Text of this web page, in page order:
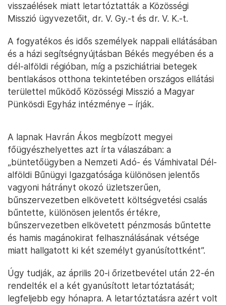
visszaélések miatt letartóztatták a Közösségi
Misszió ügyvezetőit, dr. V. Gy.-t és dr. V. K.-t.
A fogyatékos és idős személyek nappali ellátásában
és a házi segítségnyújtásban Békés megyében és a
dél-alföldi régióban, míg a pszichiátriai betegek
bentlakásos otthona tekintetében országos ellátási
területtel működő Közösségi Misszió a Magyar
Pünkösdi Egyház intézménye – írják.
A lapnak Havrán Ákos megbízott megyei
főügyészhelyettes azt írta válaszában: a
„büntetőügyben a Nemzeti Adó- és Vámhivatal Dél-
alföldi Bűnügyi Igazgatósága különösen jelentős
vagyoni hátrányt okozó üzletszerűen,
bűnszervezetben elkövetett költségvetési csalás
bűntette, különösen jelentős értékre,
bűnszervezetben elkövetett pénzmosás bűntette
és hamis magánokirat felhasználásának vétsége
miatt hallgatott ki két személyt gyanúsítottként”.
Úgy tudják, az április 20-i őrizetbevétel után 22-én
rendelték el a két gyanúsított letartóztatását;
legfeljebb egy hónapra. A letartóztatásra azért volt